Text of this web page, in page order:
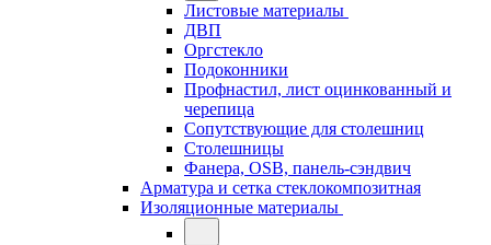
Листовые материалы
ДВП
Оргстекло
Подоконники
Профнастил, лист оцинкованный и
черепица
Сопутствующие для столешниц
Столешницы
Фанера, OSB, панель-сэндвич
Арматура и сетка стеклокомпозитная
Изоляционные материалы